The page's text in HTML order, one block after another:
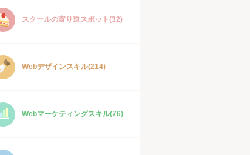
スクールの寄り道スポット(32)
Webデザインスキル(214)
Webマーケティングスキル(76)